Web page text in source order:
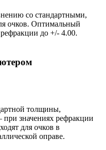
со стандартными,
очков. Оптимальный
до +/- 4.00.
толщины,
значениях рефракции
для очков в
оправе.